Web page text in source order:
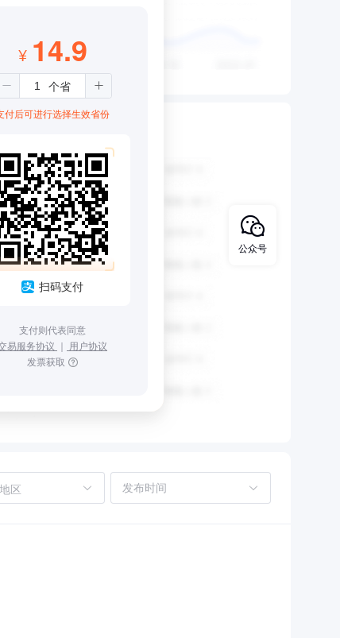
¥ 14.9
付后可进行选择生效省份
扫码支付
支付则代表同意
易服务协议 ｜ 用户协议
发票获取
区
公众号